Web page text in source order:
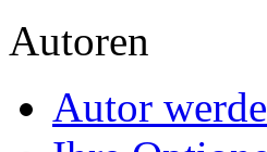
Autoren
Autor